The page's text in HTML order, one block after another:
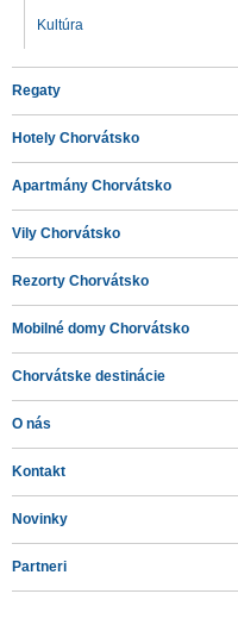
Kultúra
Regaty
Hotely Chorvátsko
Apartmány Chorvátsko
Vily Chorvátsko
Rezorty Chorvátsko
Mobilné domy Chorvátsko
Chorvátske destinácie
O nás
Kontakt
Novinky
Partneri